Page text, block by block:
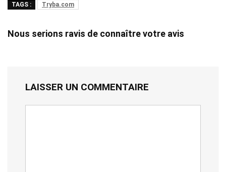
TAGS : Tryba.com
Nous serions ravis de connaître votre avis
LAISSER UN COMMENTAIRE